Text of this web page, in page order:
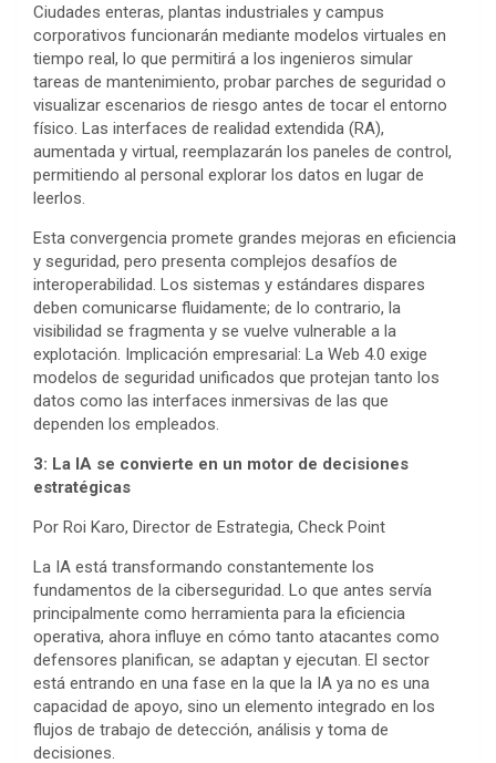
Ciudades enteras, plantas industriales y campus
corporativos funcionarán mediante modelos virtuales en
tiempo real, lo que permitirá a los ingenieros simular
tareas de mantenimiento, probar parches de seguridad o
visualizar escenarios de riesgo antes de tocar el entorno
físico. Las interfaces de realidad extendida (RA),
aumentada y virtual, reemplazarán los paneles de control,
permitiendo al personal explorar los datos en lugar de
leerlos.
Esta convergencia promete grandes mejoras en eficiencia
y seguridad, pero presenta complejos desafíos de
interoperabilidad. Los sistemas y estándares dispares
deben comunicarse fluidamente; de ​​lo contrario, la
visibilidad se fragmenta y se vuelve vulnerable a la
explotación. Implicación empresarial: La Web 4.0 exige
modelos de seguridad unificados que protejan tanto los
datos como las interfaces inmersivas de las que
dependen los empleados.
3: La IA se convierte en un motor de decisiones
estratégicas
Por Roi Karo, Director de Estrategia, Check Point
La IA está transformando constantemente los
fundamentos de la ciberseguridad. Lo que antes servía
principalmente como herramienta para la eficiencia
operativa, ahora influye en cómo tanto atacantes como
defensores planifican, se adaptan y ejecutan. El sector
está entrando en una fase en la que la IA ya no es una
capacidad de apoyo, sino un elemento integrado en los
flujos de trabajo de detección, análisis y toma de
decisiones.